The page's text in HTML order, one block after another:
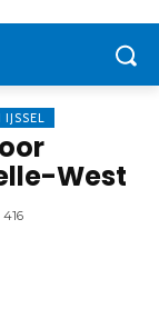
West
416